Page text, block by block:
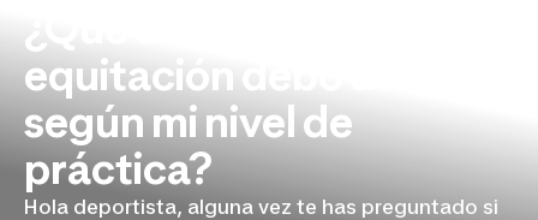
¿Qué casco para
equitación debo usar
según mi nivel de
práctica?
Hola deportista, alguna vez te has preguntado si